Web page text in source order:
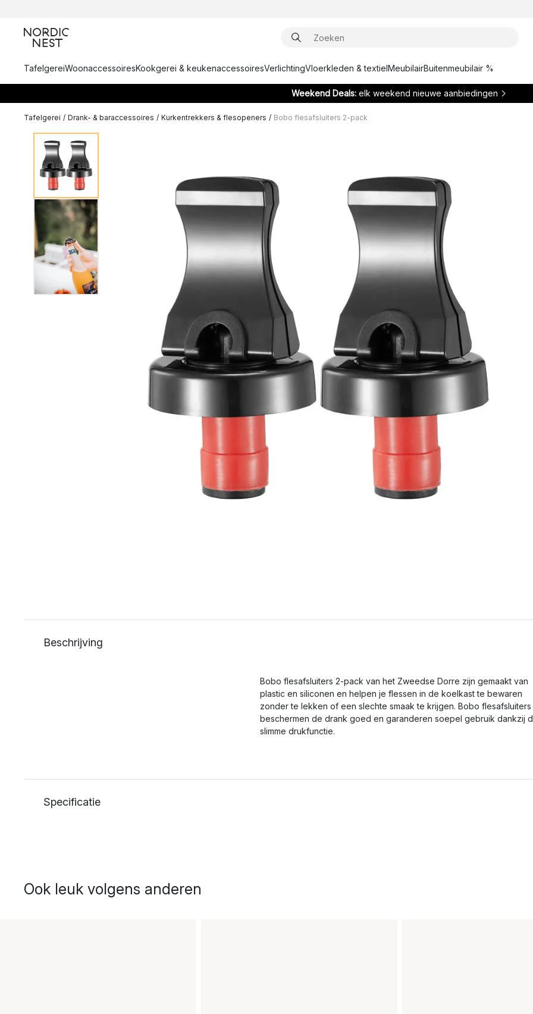
TafelgereiWoonaccessoiresKookgerei & keukenaccessoiresVerlichtingVloerkleden & textielMeubilairBuitenmeubilair %
Weekend Deals: elk weekend nieuwe aanbiedingen
Tafelgerei / Drank- & baraccessoires / Kurkentrekkers & flesopeners / Bobo flesafsluiters 2-pack
Beschrijving
Bobo flesafsluiters 2-pack van het Zweedse Dorre zijn gemaakt van
plastic en siliconen en helpen je flessen in de koelkast te bewaren
zonder te lekken of een slechte smaak te krijgen. Bobo flesafsluiters
beschermen de drank goed en garanderen soepel gebruik dankzij
slimme drukfunctie.
Specificatie
Ook leuk volgens anderen